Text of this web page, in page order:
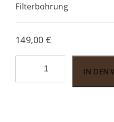
Filterbohrung
149,00€
IN DEN